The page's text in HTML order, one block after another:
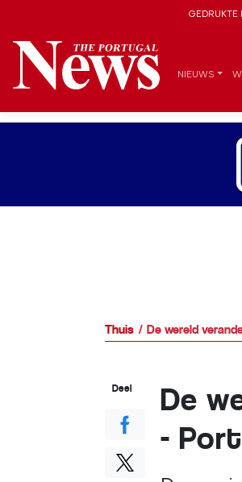
GEDRUKTE
NIEUWS
Thuis De wereld
De
-
Deel